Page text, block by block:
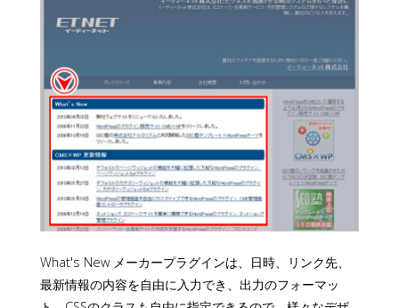
What's New メーカープラグインは、日時、リンク先、
最新情報の内容を自由に入力でき、出力のフォーマッ